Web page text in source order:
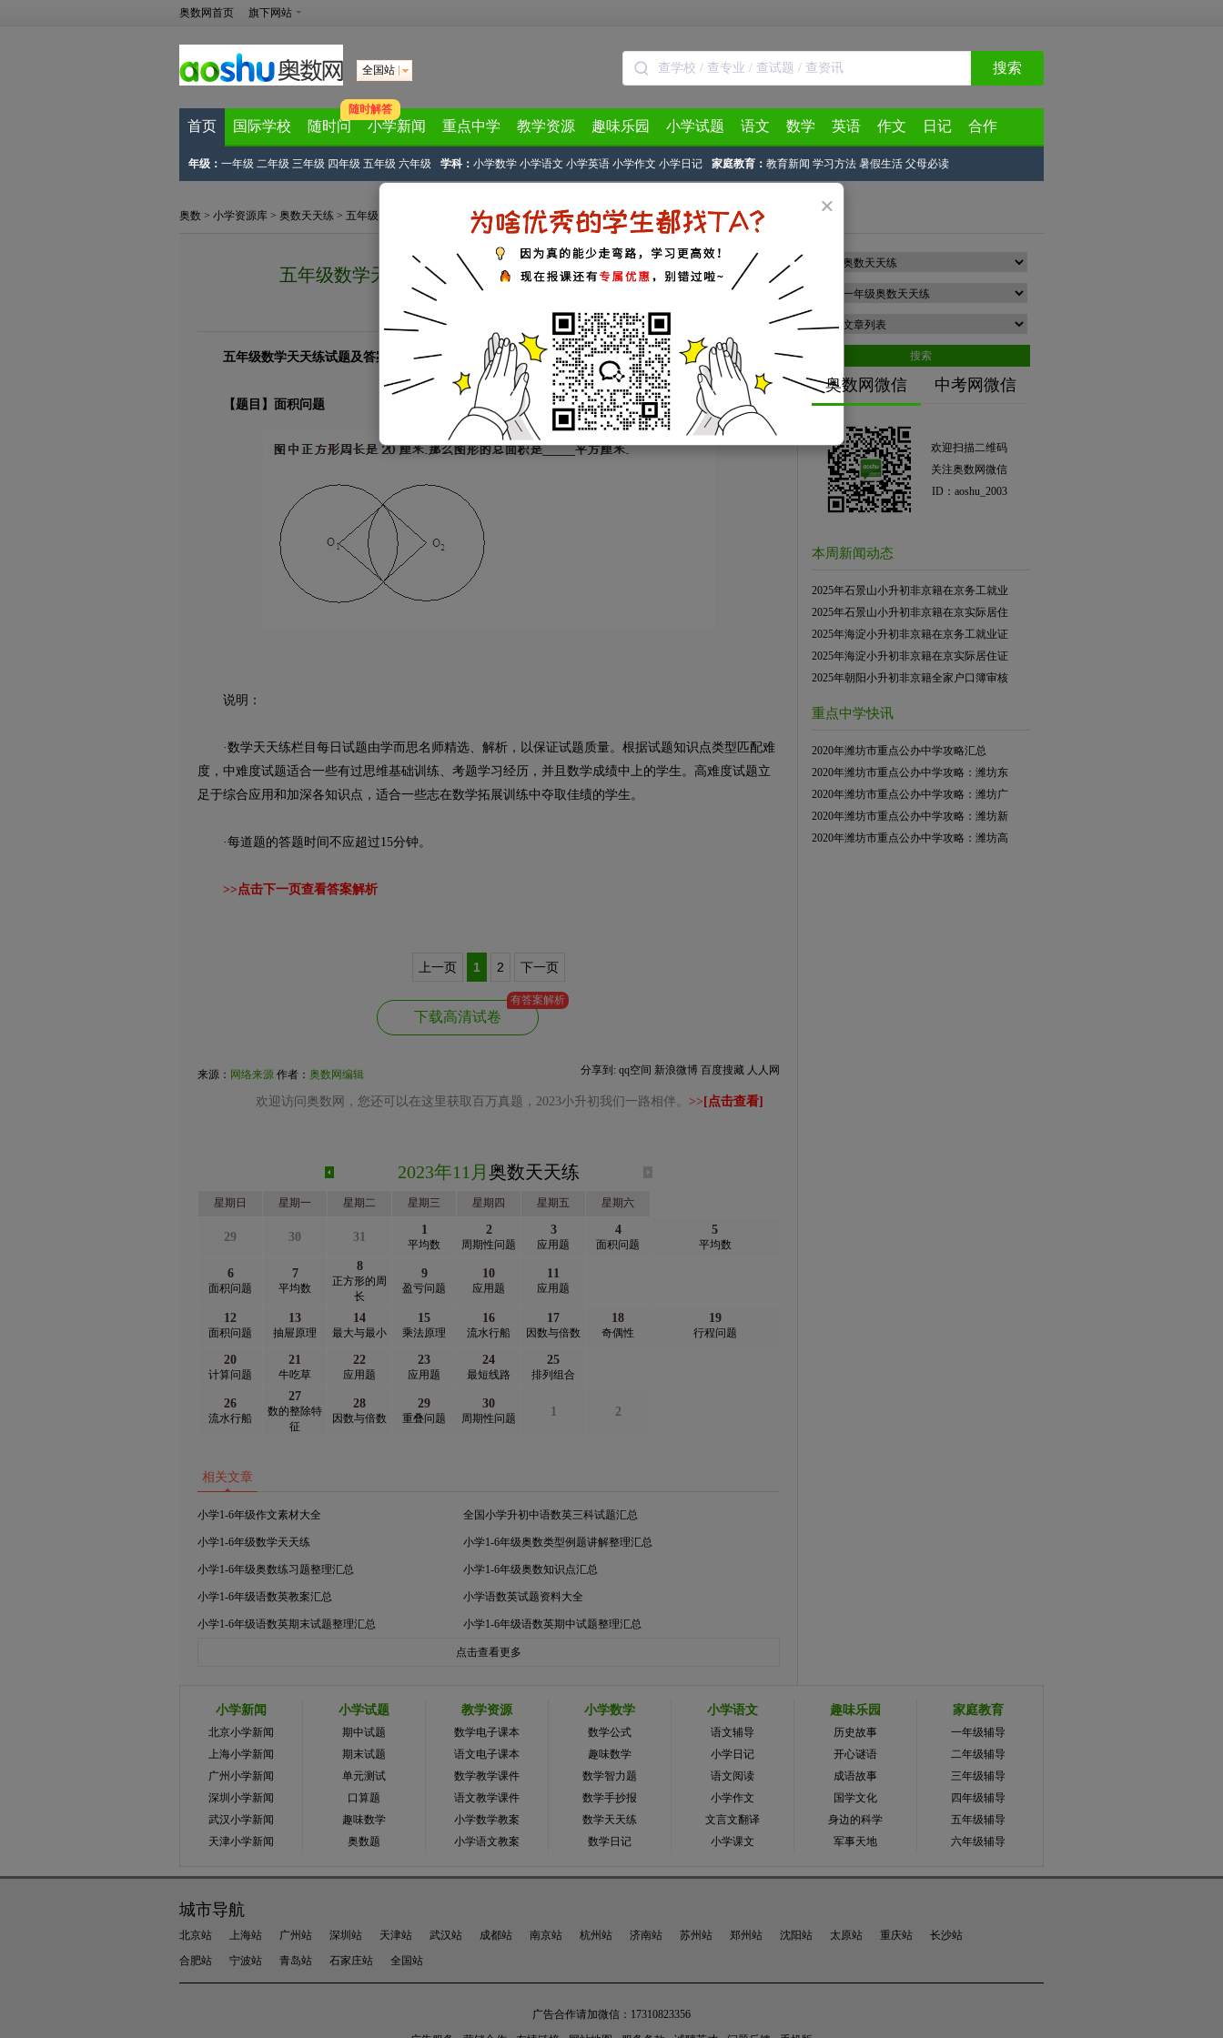
×
奥数网首页 旗下网站
全国站 搜索
首页 国际学校 随时问
随时解答
小学新闻 重点中学 教学资源 趣味乐园 小学试题 语文 数学 英语 作文 日记 合作
年级： 一年级 二年级 三年级 四年级 五年级 六年级 学科： 小学数学 小学语文 小学英语 小学作文 小学日记 家庭教育： 教育新闻 学习方法 暑假生活 父母必读
奥数 > 小学资源库 > 奥数天天练 > 五年级奥数天天练 文章列表> 正文
五年级数学天天练试题及答案2023.6.19（面积问题）
2023-05-21 13:50:37 下载试卷
五年级数学天天练试题及答案
【题目】面积问题
说明：
·数学天天练栏目每日试题由学而思名师精选、解析，以保证试题质量。根据试题知识点类型匹配难
度，中难度试题适合一些有过思维基础训练、考题学习经历，并且数学成绩中上的学生。高难度试题立
足于综合应用和加深各知识点，适合一些志在数学拓展训练中夺取佳绩的学生。
·每道题的答题时间不应超过15分钟。
>>点击下一页查看答案解析
上一页 1 2 下一页
下载高清试卷
有答案解析
来源： 网络来源 作者： 奥数网编辑 分享到: qq空间 新浪微博 百度搜藏 人人网
欢迎访问奥数网，您还可以在这里获取百万真题，2023小升初我们一路相伴。 >> [点击查看]
2023年11月 奥数天天练
星期日 星期一 星期二 星期三 星期四 星期五 星期六
29 30 31
1
平均数
2
周期性问题
3
应用题
4
面积问题
5
平均数
6
面积问题
7
平均数
8
正方形的周
长
9
盈亏问题
10
应用题
11
应用题
12
面积问题
13
抽屉原理
14
最大与最小
15
乘法原理
16
流水行船
17
因数与倍数
18
奇偶性
19
行程问题
20
计算问题
21
牛吃草
22
应用题
23
应用题
24
最短线路
25
排列组合
26
流水行船
27
数的整除特
征
28
因数与倍数
29
重叠问题
30
周期性问题 1 2
相关文章
小学1-6年级作文素材大全 全国小学升初中语数英三科试题汇总
小学1-6年级数学天天练 小学1-6年级奥数类型例题讲解整理汇总
小学1-6年级奥数练习题整理汇总 小学1-6年级奥数知识点汇总
小学1-6年级语数英教案汇总 小学语数英试题资料大全
小学1-6年级语数英期末试题整理汇总 小学1-6年级语数英期中试题整理汇总
点击查看更多
类型
搜索
奥数网微信 中考网微信
欢迎扫描二维码
关注奥数网微信
ID：aoshu_2003
本周新闻动态
2025年石景山小升初非京籍在京务工就业
2025年石景山小升初非京籍在京实际居住
2025年海淀小升初非京籍在京务工就业证
2025年海淀小升初非京籍在京实际居住证
2025年朝阳小升初非京籍全家户口簿审核
重点中学快讯
2020年潍坊市重点公办中学攻略汇总
2020年潍坊市重点公办中学攻略：潍坊东
2020年潍坊市重点公办中学攻略：潍坊广
2020年潍坊市重点公办中学攻略：潍坊新
2020年潍坊市重点公办中学攻略：潍坊高
小学新闻
北京小学新闻
上海小学新闻
广州小学新闻
深圳小学新闻
武汉小学新闻
天津小学新闻
小学试题
期中试题
期末试题
单元测试
口算题
趣味数学
奥数题
教学资源
数学电子课本
语文电子课本
数学教学课件
语文教学课件
小学数学教案
小学语文教案
小学数学
数学公式
趣味数学
数学智力题
数学手抄报
数学天天练
数学日记
小学语文
语文辅导
小学日记
语文阅读
小学作文
文言文翻译
小学课文
趣味乐园
历史故事
开心谜语
成语故事
国学文化
身边的科学
军事天地
家庭教育
一年级辅导
二年级辅导
三年级辅导
四年级辅导
五年级辅导
六年级辅导
城市导航
北京站 上海站 广州站 深圳站 天津站 武汉站 成都站 南京站 杭州站 济南站 苏州站 郑州站 沈阳站 太原站 重庆站
长沙站
合肥站
宁波站 青岛站 石家庄站 全国站
广告合作请加微信：17310823356